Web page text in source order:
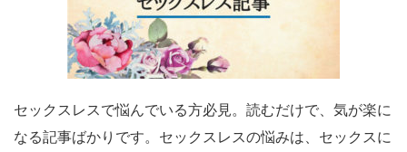
セックスレスで悩んでいる方必見。読むだけで、気が楽に
なる記事ばかりです。セックスレスの悩みは、セックスに